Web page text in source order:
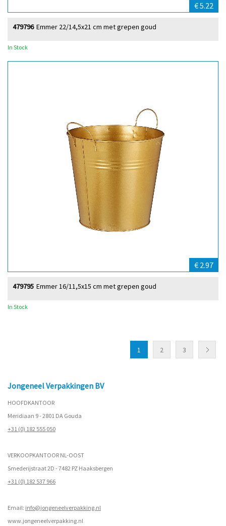
€ 5.22
Emmer 22/14,5x21 cm met grepen goud
479796
In Stock
€ 2.97
Emmer 16/11,5x15 cm met grepen goud
479795
In Stock
1 2 3
Jongeneel Verpakkingen BV
HOOFDKANTOOR
Meridiaan 9 - 2801 DA Gouda
+31 (0) 182 555 050
VERKOOPKANTOOR NL-OOST
Smederijstraat 2D - 7482 PZ Haaksbergen
+31 (0) 182 537 966
Email: info@jongeneelverpakking.nl
www.jongeneelverpakking.nl